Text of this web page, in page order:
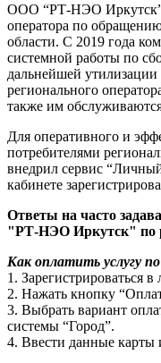
ООО “РТ-НЭО Иркутск”
оператора по
области. С 2019 года
системной работы по
дальнейшей утилизации
регионального
также им
Для оперативного и
потребителями
внедрил сервис
кабинете
Ответы на часто
"РТ-НЭО Иркутск" по
Как оплатить услугу
1. Зарегистрироваться
2. Нажать кнопку
3. Выбрать вариант
системы “Город”.
4. Ввести данные карты